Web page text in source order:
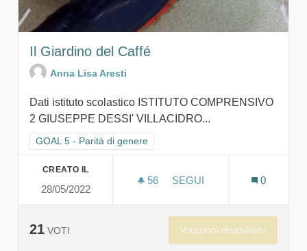
Il Giardino del Caffé
Anna Lisa Aresti
Dati istituto scolastico ISTITUTO COMPRENSIVO
2 GIUSEPPE DESSI' VILLACIDRO...
Filtra i risultati per categoria: GOAL 5 - Parità di genere
GOAL 5 - Parità di genere
CREATO IL
28/05/2022
56 56 SOSTENITORI
SEGUI
0
21 VOTI Votazioni disabilitate